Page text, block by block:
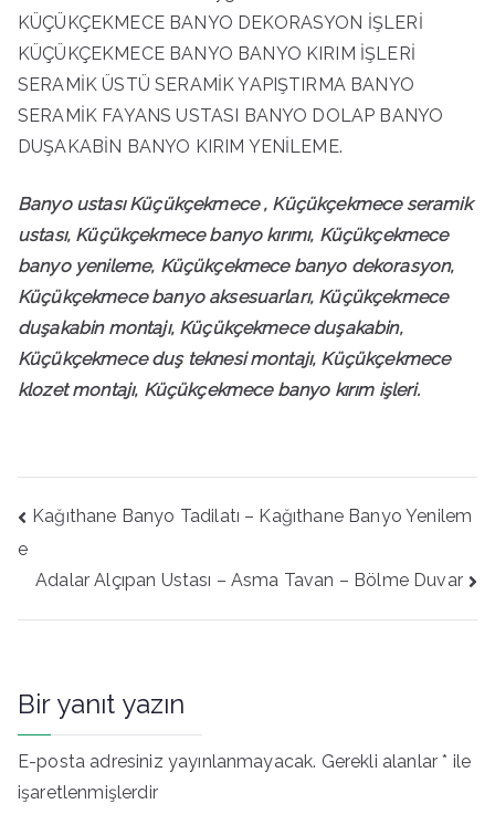
KÜÇÜKÇEKMECE BANYO DEKORASYON İŞLERİ
KÜÇÜKÇEKMECE BANYO BANYO KIRIM İŞLERİ
SERAMİK ÜSTÜ SERAMİK YAPIŞTIRMA BANYO
SERAMİK FAYANS USTASI BANYO DOLAP BANYO
DUŞAKABİN BANYO KIRIM YENİLEME.
Banyo ustası Küçükçekmece , Küçükçekmece seramik
ustası, Küçükçekmece banyo kırımı, Küçükçekmece
banyo yenileme, Küçükçekmece banyo dekorasyon,
Küçükçekmece banyo aksesuarları, Küçükçekmece
duşakabin montajı, Küçükçekmece duşakabin,
Küçükçekmece duş teknesi montajı, Küçükçekmece
klozet montajı, Küçükçekmece banyo kırım işleri.
Yazı
gezinmesi
Kağıthane Banyo Tadilatı – Kağıthane Banyo Yenilem
e
Adalar Alçıpan Ustası – Asma Tavan – Bölme Duvar
Bir yanıt yazın
E-posta adresiniz yayınlanmayacak. Gerekli alanlar* ile
işaretlenmişlerdir